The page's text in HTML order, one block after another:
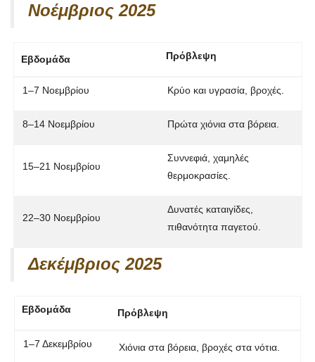
Νοέμβριος 2025
Εβδομάδα Πρόβλεψη
1–7 Νοεμβρίου Κρύο και υγρασία, βροχές.
8–14 Νοεμβρίου Πρώτα χιόνια στα βόρεια.
15–21 Νοεμβρίου
Συννεφιά, χαμηλές
θερμοκρασίες.
22–30 Νοεμβρίου
Δυνατές καταιγίδες,
πιθανότητα παγετού.
Δεκέμβριος 2025
Εβδομάδα Πρόβλεψη
1–7 Δεκεμβρίου Χιόνια στα βόρεια, βροχές στα νότια.